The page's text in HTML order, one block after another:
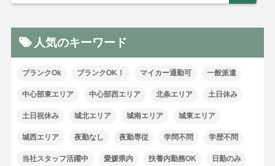
人気のキーワード
ブランクOk ブランクOK！ マイカー通勤可 一般派遣
中心部東エリア 中心部西エリア 北条エリア 土日休み
土日祝休み 城北エリア 城南エリア 城東エリア
城西エリア 夜勤なし 夜勤専従 学問不問 学歴不問
当社スタッフ活躍中 愛媛県内 扶養内勤務OK 日勤のみ